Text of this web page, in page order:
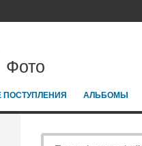
Фото
АЛЬБОМЫ